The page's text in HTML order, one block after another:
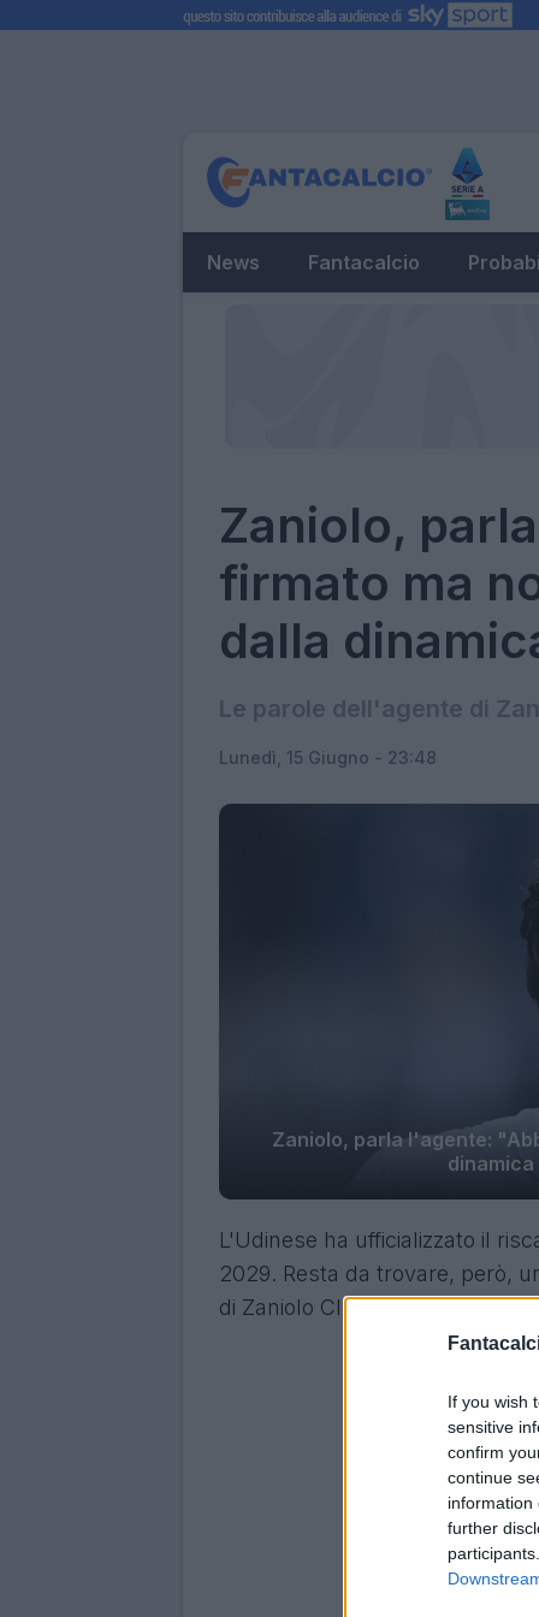
If you wish
sensitive
confirm
continue
information
further
News Fantacalcio
Zaniolo,
firmato ma
dalla
Le parole dell'agente di
Lunedì, 15 Giugno - 23:48
Zaniolo, parla l'agente:
L'Udinese ha ufficializzato il
2029. Resta da trovare, però,
di Zaniolo Claudio Vigorelli ha